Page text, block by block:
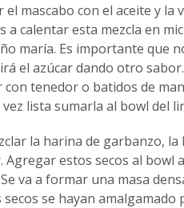
el mascabo con el aceite y
a calentar esta mezcla en
maría. Es importante que
el azúcar dando otro
con tenedor o batidos de
lista sumarla al bowl del
la harina de garbanzo,
Agregar estos secos al bowl
va a formar una masa
se hayan amalgamado